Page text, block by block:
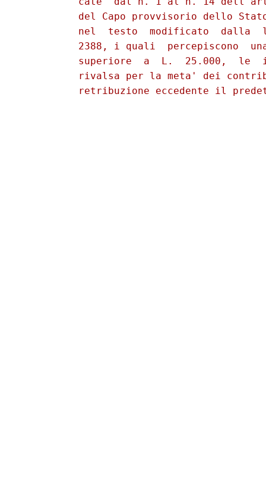
del Capo provvisorio dello
nel  testo  modificato  dalla
2388, i quali  percepiscono
superiore  a  L.  25.000,  le
rivalsa per la meta' dei